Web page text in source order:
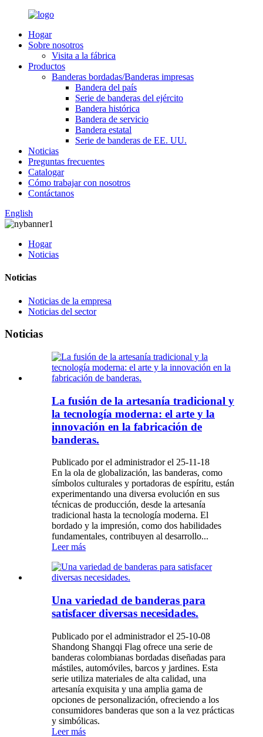
Hogar
Sobre nosotros
Visita a la fábrica
Productos
Banderas bordadas/Banderas impresas
Bandera del país
Serie de banderas del ejército
Bandera histórica
Bandera de servicio
Bandera estatal
Serie de banderas de EE. UU.
Noticias
Preguntas frecuentes
Catalogar
Cómo trabajar con nosotros
Contáctanos
English
Hogar
Noticias
Noticias
Noticias de la empresa
Noticias del sector
Noticias
La fusión de la artesanía tradicional y
la tecnología moderna: el arte y la
innovación en la fabricación de
banderas.
Publicado por el administrador el 25-11-18
En la ola de globalización, las banderas, como
símbolos culturales y portadoras de espíritu, están
experimentando una diversa evolución en sus
técnicas de producción, desde la artesanía
tradicional hasta la tecnología moderna. El
bordado y la impresión, como dos habilidades
fundamentales, contribuyen al desarrollo...
Leer más
Una variedad de banderas para
satisfacer diversas necesidades.
Publicado por el administrador el 25-10-08
Shandong Shangqi Flag ofrece una serie de
banderas colombianas bordadas diseñadas para
mástiles, automóviles, barcos y jardines. Esta
serie utiliza materiales de alta calidad, una
artesanía exquisita y una amplia gama de
opciones de personalización, ofreciendo a los
consumidores banderas que son a la vez prácticas
y simbólicas.
Leer más